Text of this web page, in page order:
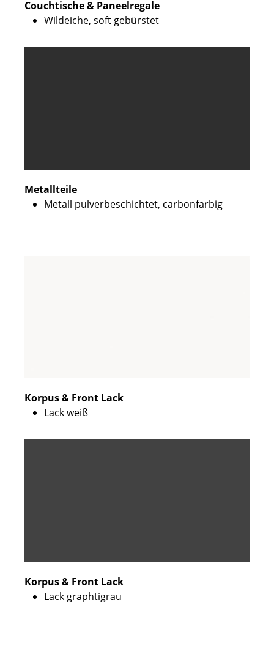
Couchtische & Paneelregale
Wildeiche, soft gebürstet
Metallteile
Metall pulverbeschichtet, carbonfarbig
Korpus & Front Lack
Lack weiß
Korpus & Front Lack
Lack graphtigrau